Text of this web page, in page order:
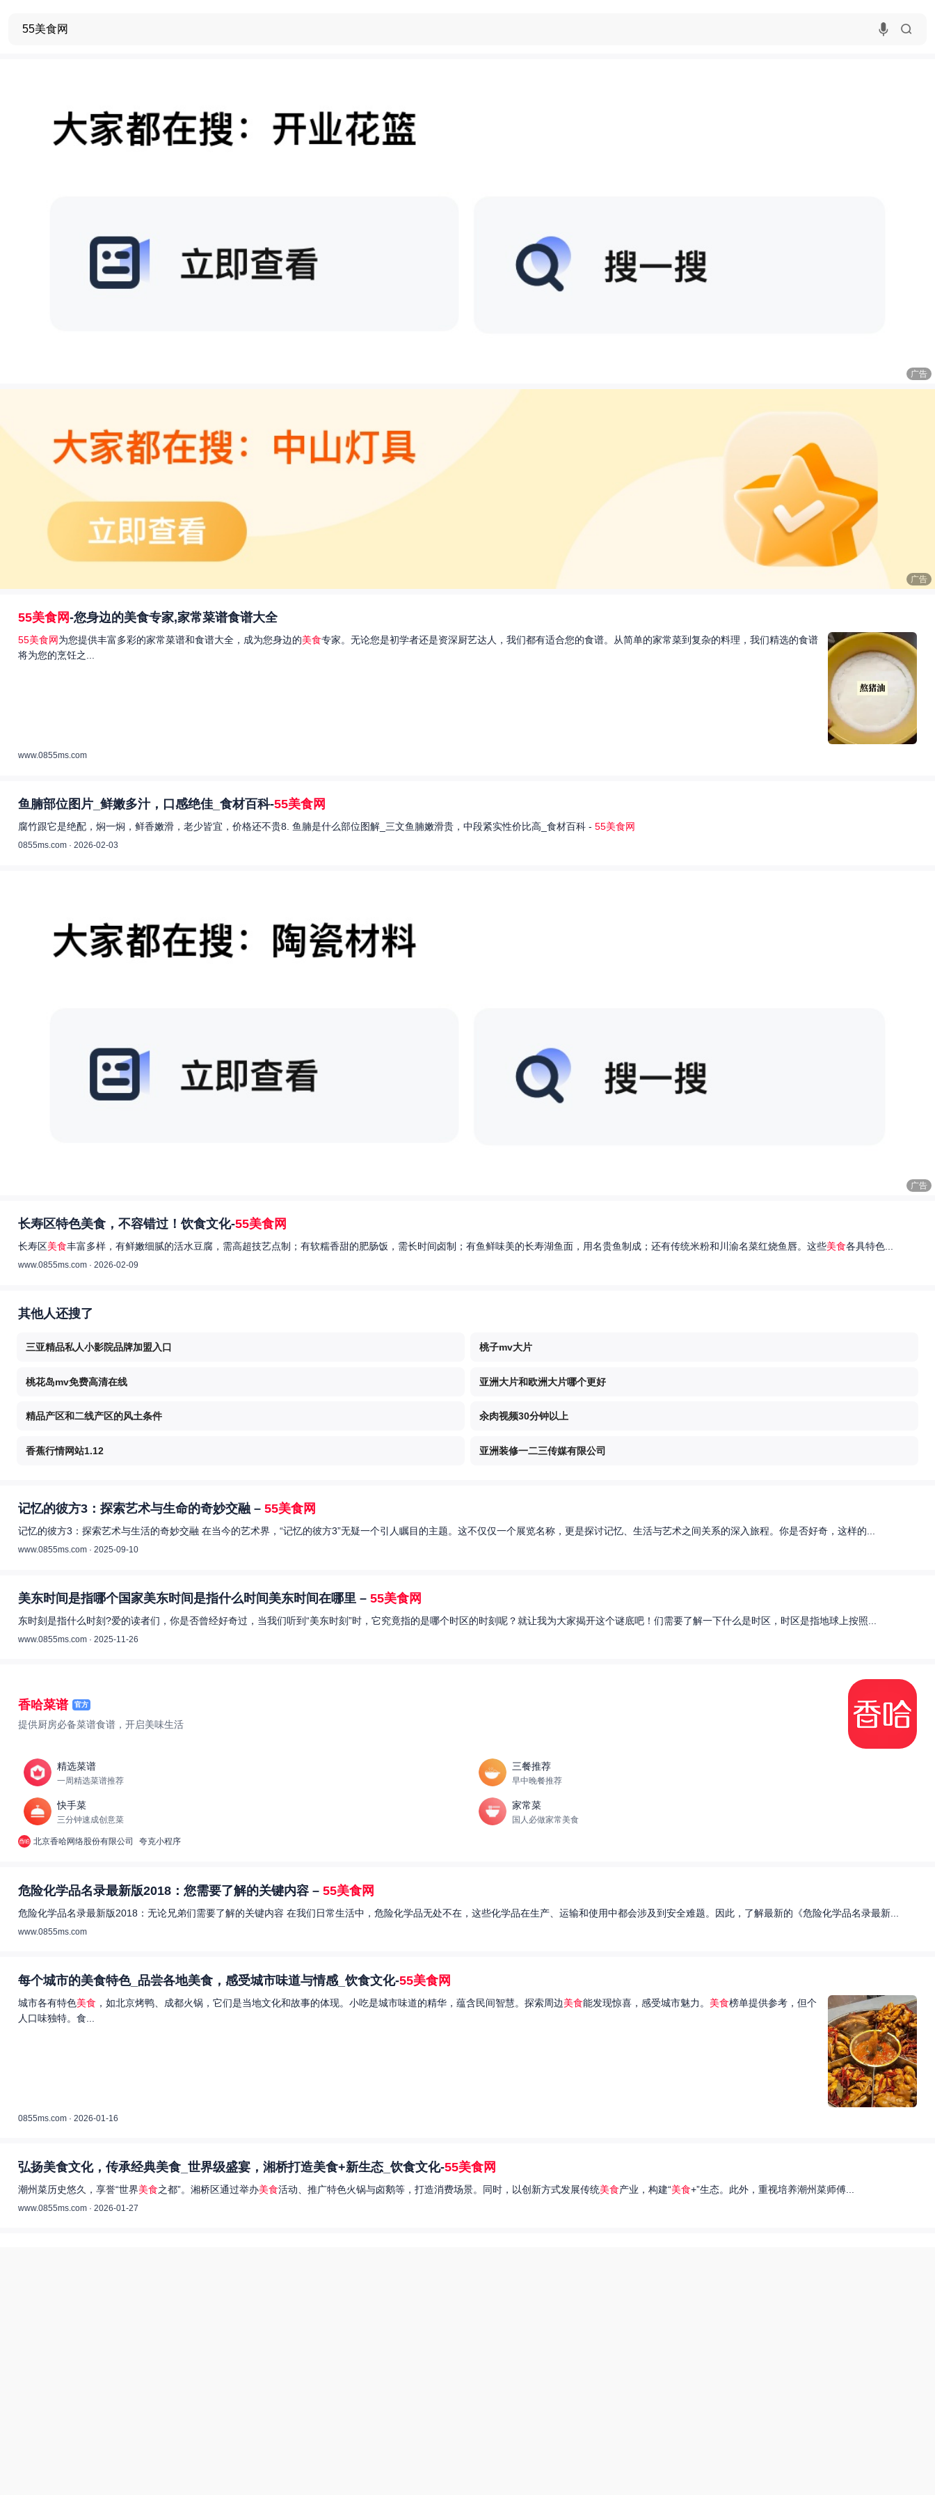
广告
广告
55美食网-您身边的美食专家,家常菜谱食谱大全
55美食网为您提供丰富多彩的家常菜谱和食谱大全，成为您身边的美食专家。无论您是初学者还是资深厨艺达人，我们都有适合您的食谱。从简单的家常菜到复杂的料理，我们精选的食谱
将为您的烹饪之...
www.0855ms.com
鱼腩部位图片_鲜嫩多汁，口感绝佳_食材百科-55美食网
腐竹跟它是绝配，焖一焖，鲜香嫩滑，老少皆宜，价格还不贵8. 鱼腩是什么部位图解_三文鱼腩嫩滑贵，中段紧实性价比高_食材百科 - 55美食网
0855ms.com · 2026-02-03
广告
长寿区特色美食，不容错过！饮食文化-55美食网
长寿区美食丰富多样，有鲜嫩细腻的活水豆腐，需高超技艺点制；有软糯香甜的肥肠饭，需长时间卤制；有鱼鲜味美的长寿湖鱼面，用名贵鱼制成；还有传统米粉和川渝名菜红烧鱼唇。这些美食各具特色...
www.0855ms.com · 2026-02-09
其他人还搜了
三亚精品私人小影院品牌加盟入口 桃子mv大片
桃花岛mv免费高清在线 亚洲大片和欧洲大片哪个更好
精品产区和二线产区的风土条件 汆肉视频30分钟以上
香蕉行情网站1.12 亚洲装修一二三传媒有限公司
记忆的彼方3：探索艺术与生命的奇妙交融 – 55美食网
记忆的彼方3：探索艺术与生活的奇妙交融 在当今的艺术界，“记忆的彼方3”无疑一个引人瞩目的主题。这不仅仅一个展览名称，更是探讨记忆、生活与艺术之间关系的深入旅程。你是否好奇，这样的...
www.0855ms.com · 2025-09-10
美东时间是指哪个国家美东时间是指什么时间美东时间在哪里 – 55美食网
东时刻是指什么时刻?爱的读者们，你是否曾经好奇过，当我们听到“美东时刻”时，它究竟指的是哪个时区的时刻呢？就让我为大家揭开这个谜底吧！们需要了解一下什么是时区，时区是指地球上按照...
www.0855ms.com · 2025-11-26
香哈菜谱 官方
提供厨房必备菜谱食谱，开启美味生活
精选菜谱
一周精选菜谱推荐
三餐推荐
早中晚餐推荐
快手菜
三分钟速成创意菜
家常菜
国人必做家常美食
北京香哈网络股份有限公司 夸克小程序
危险化学品名录最新版2018：您需要了解的关键内容 – 55美食网
危险化学品名录最新版2018：无论兄弟们需要了解的关键内容 在我们日常生活中，危险化学品无处不在，这些化学品在生产、运输和使用中都会涉及到安全难题。因此，了解最新的《危险化学品名录最新...
www.0855ms.com
每个城市的美食特色_品尝各地美食，感受城市味道与情感_饮食文化-55美食网
城市各有特色美食 ，如北京烤鸭、成都火锅，它们是当地文化和故事的体现。小吃是城市味道的精华，蕴含民间智慧。探索周边美食能发现惊喜，感受城市魅力。 美食榜单提供参考，但个
人口味独特。食...
0855ms.com · 2026-01-16
弘扬美食文化，传承经典美食_世界级盛宴，湘桥打造美食+新生态_饮食文化-55美食网
潮州菜历史悠久，享誉“世界美食之都”。湘桥区通过举办美食活动、推广特色火锅与卤鹅等，打造消费场景。同时，以创新方式发展传统美食产业，构建“美食+”生态。此外，重视培养潮州菜师傅...
www.0855ms.com · 2026-01-27